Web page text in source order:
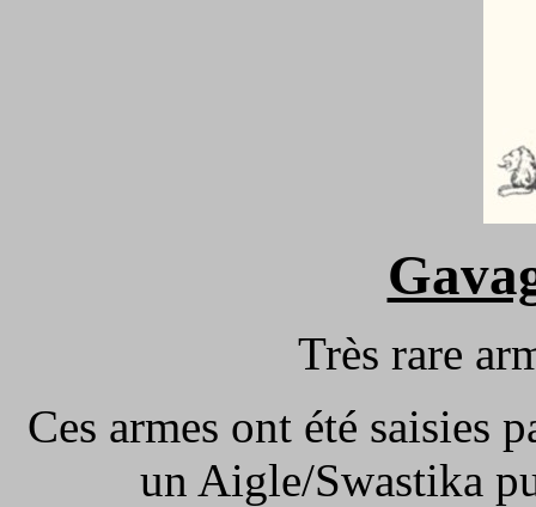
Très rare
Ces armes ont été saisies
un Aigle/Swastika